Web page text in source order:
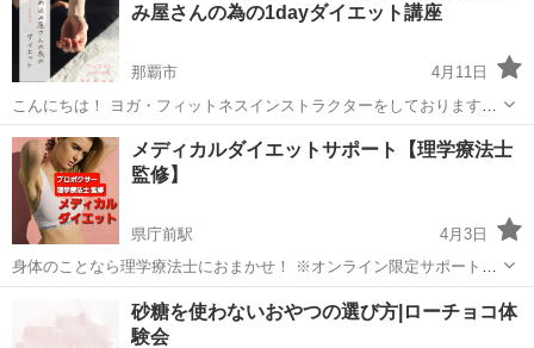
み屋さんの為の1dayダイエット講座
那覇市
4月11日
こんにちは！ ヨガ・フィットネスインストラクターをしております
meiです☺︎✨ \\ 4/12(日)🈳が出来ました✨ // 【女性限定】 溜め込み屋さ
んの為の1dayダイエット講座のモニターを募集しております！...
沖縄 那覇市 その他 アーユルヴェーダ
メディカルダイエットサポート【理学療法士
監修】
県庁前駅
4月3日
身体のことなら理学療法士におまかせ！ ※オンライン限定サポートで
す。 理学療法士ってリハビリテーションをやるだけなんじゃないの？
と思っている方々。 そうではないのです。 理学療法士はスポーツでの
那覇市 県庁前駅 その他 理学療法士
砂糖を使わないおやつの選び方|ローチョコ体
験会